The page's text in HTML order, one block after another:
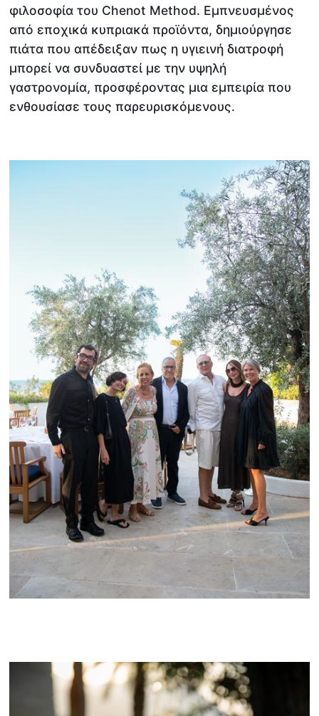
φιλοσοφία του Chenot Method. Εμπνευσμένος
από εποχικά κυπριακά προϊόντα, δημιούργησε
πιάτα που απέδειξαν πως η υγιεινή διατροφή
μπορεί να συνδυαστεί με την υψηλή
γαστρονομία, προσφέροντας μια εμπειρία που
ενθουσίασε τους παρευρισκόμενους.